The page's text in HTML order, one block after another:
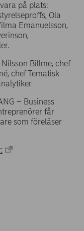
på plats:
Ola
Emanuelsson,
Billme, chef
chef Tematisk
– Business
får
som föreläser